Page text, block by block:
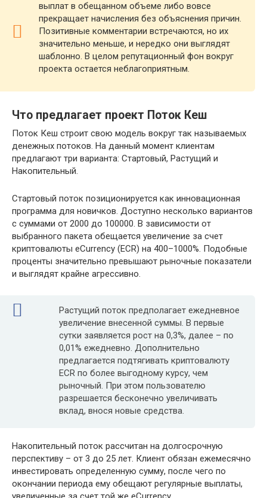
выплат в обещанном объеме либо вовсе
прекращает начисления без объяснения причин.
Позитивные комментарии встречаются, но их
значительно меньше, и нередко они выглядят
шаблонно. В целом репутационный фон вокруг
проекта остается неблагоприятным.
Что предлагает проект Поток Кеш
Поток Кеш строит свою модель вокруг так называемых
денежных потоков. На данный момент клиентам
предлагают три варианта: Стартовый, Растущий и
Накопительный.
Стартовый поток позиционируется как инновационная
программа для новичков. Доступно несколько вариантов
с суммами от 2000 до 100000. В зависимости от
выбранного пакета обещается увеличение за счет
криптовалюты eCurrency (ECR) на 400–1000%. Подобные
проценты значительно превышают рыночные показатели
и выглядят крайне агрессивно.
Растущий поток предполагает ежедневное
увеличение внесенной суммы. В первые
сутки заявляется рост на 0,3%, далее – по
0,01% ежедневно. Дополнительно
предлагается подтягивать криптовалюту
ECR по более выгодному курсу, чем
рыночный. При этом пользователю
разрешается бесконечно увеличивать
вклад, внося новые средства.
Накопительный поток рассчитан на долгосрочную
перспективу – от 3 до 25 лет. Клиент обязан ежемесячно
инвестировать определенную сумму, после чего по
окончании периода ему обещают регулярные выплаты,